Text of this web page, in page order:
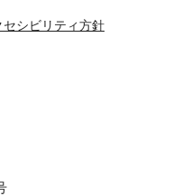
セシビリティ方針